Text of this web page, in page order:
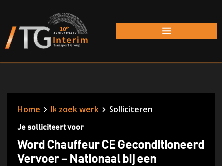
Home Ik zoek werk Solliciteren
Je solliciteert voor
Word Chauffeur CE Geconditioneerd
Vervoer – Nationaal bij een